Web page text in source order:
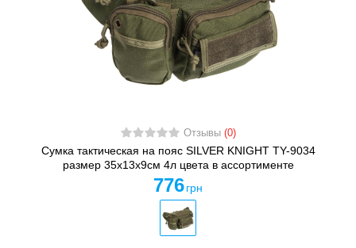
Отзывы (0)
Сумка тактическая на пояс SILVER KNIGHT TY-9034
размер 35х13х9см 4л цвета в ассортименте
776 грн